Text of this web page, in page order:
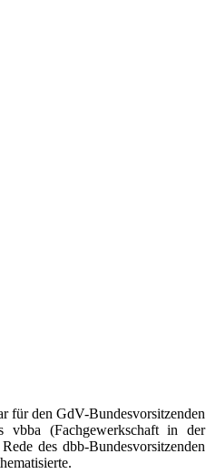
für den GdV-Bundesvorsitzenden
vbba (Fachgewerkschaft in der
des dbb-Bundesvorsitzenden